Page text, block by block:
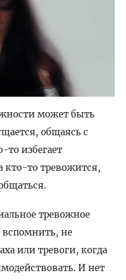
может быть
общаясь с
избегает
кто-то тревожится,
тревожное
вспомнить, не
или тревоги, когда
И нет